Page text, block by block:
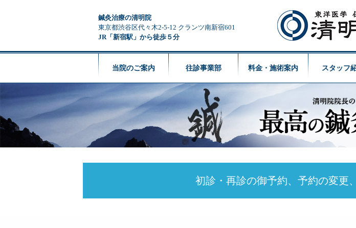
鍼灸治療の清明院
東京都渋谷区代々木2-5-12 クランツ南新宿601
JR「新宿駅」から徒歩５分
当院のご案内 往診事業部 料金・施術案内 スタッフ
初診・再診の御予約、予約の変更、